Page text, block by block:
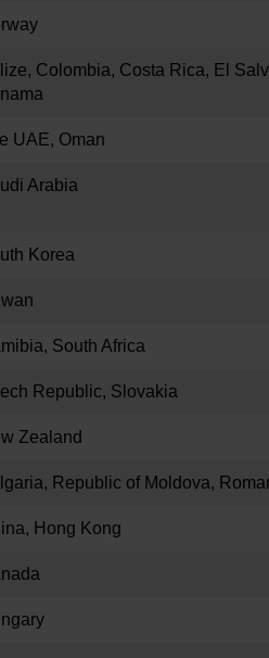
Colombia, Costa Rica, El
UAE, Oman
Arabia
Korea
South Africa
Republic, Slovakia
Zealand
Republic of Moldova,
Hong Kong